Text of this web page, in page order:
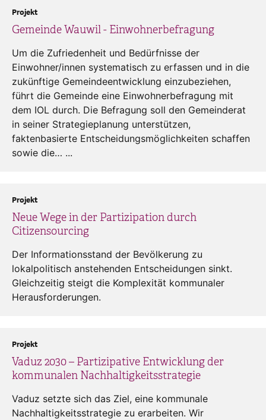
Gemeinde Wauwil - Einwohnerbefragung
Projekt
Um die Zufriedenheit und Bedürfnisse der
Einwohner/innen systematisch zu erfassen und in die
zukünftige Gemeindeentwicklung einzubeziehen,
führt die Gemeinde eine Einwohnerbefragung mit
dem IOL durch. Die Befragung soll den Gemeinderat
in seiner Strategieplanung unterstützen,
faktenbasierte Entscheidungsmöglichkeiten schaffen
sowie die… ...
Neue Wege in der Partizipation durch
Citizensourcing
Projekt
Der Informationsstand der Bevölkerung zu
lokalpolitisch anstehenden Entscheidungen sinkt.
Gleichzeitig steigt die Komplexität kommunaler
Herausforderungen.
Vaduz 2030 – Partizipative Entwicklung der
kommunalen Nachhaltigkeitsstrategie
Projekt
Vaduz setzte sich das Ziel, eine kommunale
Nachhaltigkeitsstrategie zu erarbeiten. Wir